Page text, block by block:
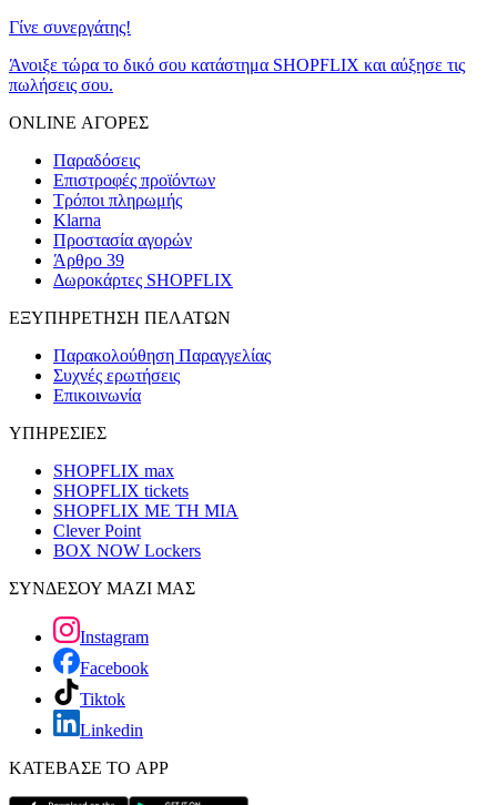
Γίνε συνεργάτης!
Άνοιξε τώρα το δικό σου κατάστημα SHOPFLIX και αύξησε τις
πωλήσεις σου.
ONLINE ΑΓΟΡΕΣ
Παραδόσεις
Επιστροφές προϊόντων
Τρόποι πληρωμής
Klarna
Προστασία αγορών
Άρθρο 39
Δωροκάρτες SHOPFLIX
ΕΞΥΠΗΡΕΤΗΣΗ ΠΕΛΑΤΩΝ
Παρακολούθηση Παραγγελίας
Συχνές ερωτήσεις
Επικοινωνία
ΥΠΗΡΕΣΙΕΣ
SHOPFLIX max
SHOPFLIX tickets
SHOPFLIX ΜΕ ΤΗ ΜΙΑ
Clever Point
BOX NOW Lockers
ΣΥΝΔΕΣΟΥ ΜΑΖΙ ΜΑΣ
Instagram
Facebook
Tiktok
Linkedin
ΚΑΤΕΒΑΣΕ ΤΟ APP